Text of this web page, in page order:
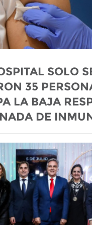
SOLO
35
LA BAJA
DE